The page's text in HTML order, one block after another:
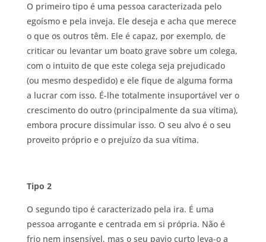
O primeiro tipo é uma pessoa caracterizada pelo
egoísmo e pela inveja. Ele deseja e acha que merece
o que os outros têm. Ele é capaz, por exemplo, de
criticar ou levantar um boato grave sobre um colega,
com o intuito de que este colega seja prejudicado
(ou mesmo despedido) e ele fique de alguma forma
a lucrar com isso. É-lhe totalmente insuportável ver o
crescimento do outro (principalmente da sua vítima),
embora procure dissimular isso. O seu alvo é o seu
proveito próprio e o prejuízo da sua vítima.
Tipo 2
O segundo tipo é caracterizado pela ira. É uma
pessoa arrogante e centrada em si própria. Não é
frio nem insensível, mas o seu pavio curto leva-o a